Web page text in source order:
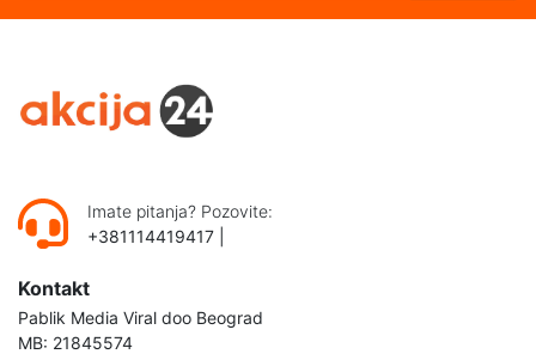
Imate pitanja? Pozovite:
+381114419417
Kontakt
Pablik Media Viral doo Beograd
MB: 21845574